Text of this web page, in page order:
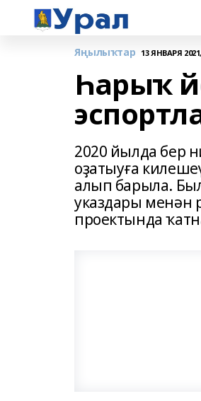
Яңылыҡтар 13 ЯНВАРЯ
Һарыҡ
2020 йылда бер
оҙатыуға
алып барыла.
указдары менән
проектында